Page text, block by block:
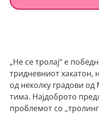
„Не се тролај“ е
тридневниот хакатон,
од неколку градови
тима. Најдоброто
проблемот со